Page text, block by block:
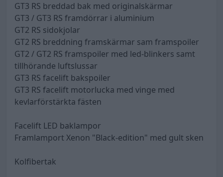
GT3 RS breddad bak med originalskärmar
GT3 / GT3 RS framdörrar i aluminium
GT2 RS sidokjolar
GT2 RS breddning framskärmar sam framspoiler
GT2 / GT2 RS framspoiler med led-blinkers samt
tillhörande luftslussar
GT3 RS facelift bakspoiler
GT3 RS facelift motorlucka med vinge med
kevlarförstärkta fästen
Facelift LED baklampor
Framlamport Xenon "Black-edition" med gult sken
Kolfibertak